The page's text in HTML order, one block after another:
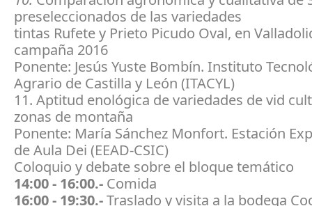
preseleccionados de las variedades
tintas Rufete y Prieto Picudo Oval, en
campaña 2016
Ponente: Jesús Yuste Bombín. Instituto
Agrario de Castilla y León (ITACYL)
11. Aptitud enológica de variedades de vid
zonas de montaña
Ponente: María Sánchez Monfort. Estación
de Aula Dei (EEAD-CSIC)
Coloquio y debate sobre el bloque temático
14:00 - 16:00.- Comida
16:00 - 19:30.-Traslado y visita a la bodega